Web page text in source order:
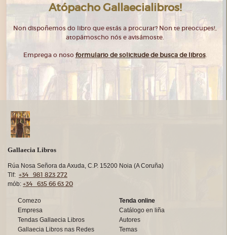
Atópacho Gallaecialibros!
Non dispoñemos do libro que estás a procurar? Non te preocupes!,
atopámoscho nós e avisámoste.
Emprega o noso formulario de solicitude de busca de libros.
Gallaecia Libros
Rúa Nosa Señora da Axuda, C.P. 15200 Noia (A Coruña)
Tlf: +34 981 823 272
mób: +34 635 66 63 20
Comezo
Empresa
Tendas Gallaecia Libros
Gallaecia Libros nas Redes
Tenda online
Catálogo en liña
Autores
Temas